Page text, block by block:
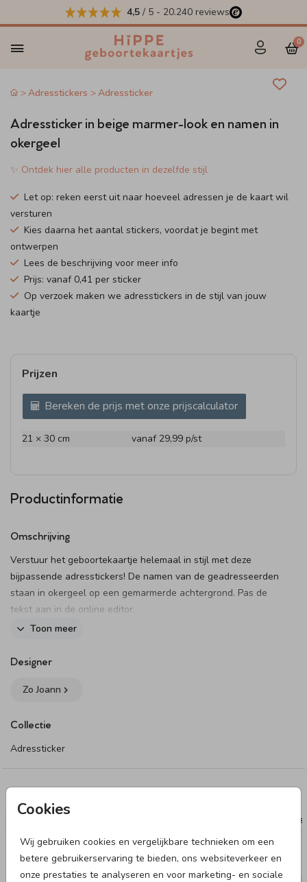
4,5 / 5 - 20.240 reviews
0
Cookies
Wij gebruiken cookies en vergelijkbare technieken om een
betere gebruikerservaring te bieden, ons websiteverkeer en
onze prestaties te analyseren en voor marketing- en sociale
Adresstickers Adressticker
Adressticker in beige marmer-look en namen in
okergeel
✨ Ontdek hier alle producten in dezelfde stijl
Let op: reken eerst uit naar hoeveel adressen je de kaart wil
versturen
Kies daarna het aantal stickers, voordat je begint met
ontwerpen
Lees de beschrijving voor meer info
Prijs: vanaf 0,41 per sticker
Op verzoek maken we adresstickers in de stijl van jouw
kaartje
Prijzen
Bereken de prijs met onze prijscalculator
21 × 30 cm vanaf 29,99 p/st
Productinformatie
Omschrijving
Verstuur het geboortekaartje helemaal in stijl met deze
bijpassende adresstickers! De namen van de geadresseerden
staan in okergeel op een gemarmerde achtergrond. Pas de
tekst aan in de online editor.
Toon meer
Designer
Zo Joann
Collectie
Adressticker